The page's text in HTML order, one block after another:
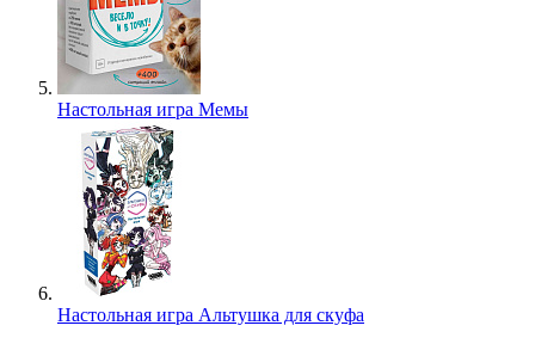
Настольная игра Мемы
Настольная игра Альтушка для скуфа